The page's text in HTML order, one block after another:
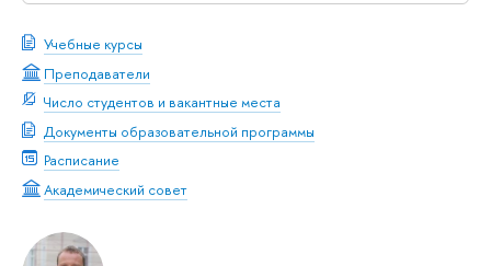
Учебные курсы
Преподаватели
Число студентов и вакантные места
Документы образовательной программы
Расписание
Академический совет